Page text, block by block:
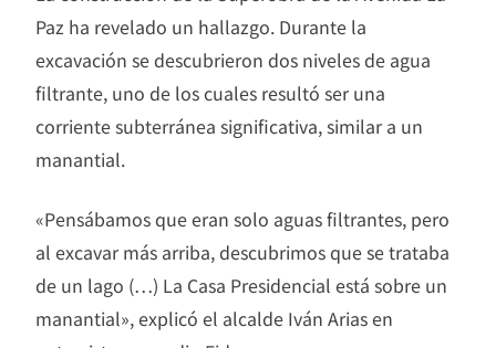
Paz ha revelado un hallazgo. Durante la
excavación se descubrieron dos niveles de agua
filtrante, uno de los cuales resultó ser una
corriente subterránea significativa, similar a un
manantial.
«Pensábamos que eran solo aguas filtrantes, pero
al excavar más arriba, descubrimos que se trataba
de un lago (…) La Casa Presidencial está sobre un
manantial», explicó el alcalde Iván Arias en